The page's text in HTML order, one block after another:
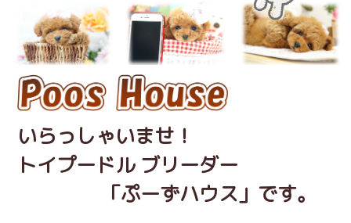
いらっしゃいませ！
トイプードル ブリーダー
「ぷーずハウス」です。